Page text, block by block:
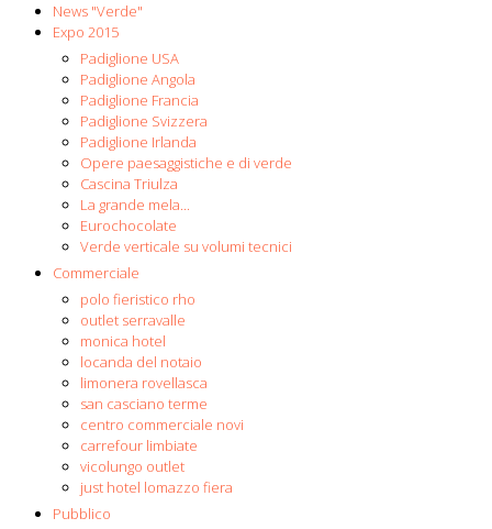
News "Verde"
Expo 2015
Padiglione USA
Padiglione Angola
Padiglione Francia
Padiglione Svizzera
Padiglione Irlanda
Opere paesaggistiche e di verde
Cascina Triulza
La grande mela...
Eurochocolate
Verde verticale su volumi tecnici
Commerciale
polo fieristico rho
outlet serravalle
monica hotel
locanda del notaio
limonera rovellasca
san casciano terme
centro commerciale novi
carrefour limbiate
vicolungo outlet
just hotel lomazzo fiera
Pubblico